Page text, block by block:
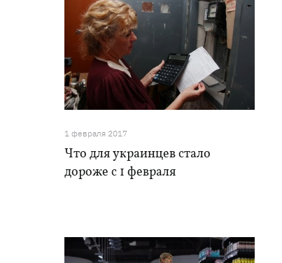
1 февраля 2017
Что для украинцев стало
дороже с 1 февраля